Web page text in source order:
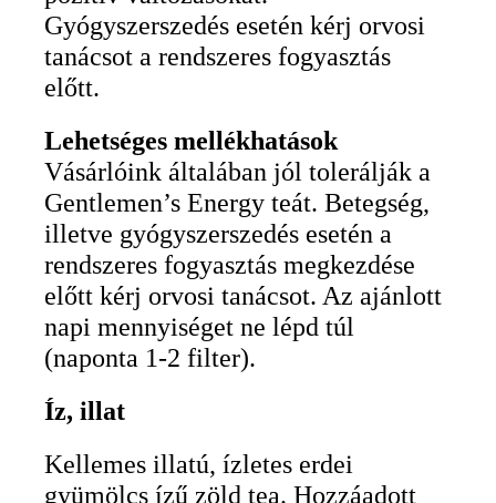
Gyógyszerszedés esetén kérj orvosi
tanácsot a rendszeres fogyasztás
előtt.
Lehetséges mellékhatások
Vásárlóink általában jól tolerálják a
Gentlemen’s Energy teát. Betegség,
illetve gyógyszerszedés esetén a
rendszeres fogyasztás megkezdése
előtt kérj orvosi tanácsot. Az ajánlott
napi mennyiséget ne lépd túl
(naponta 1-2 filter).
Íz, illat
Kellemes illatú, ízletes erdei
gyümölcs ízű zöld tea. Hozzáadott